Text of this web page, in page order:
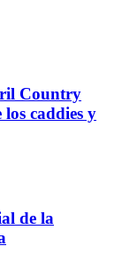
Country
caddies y
de la